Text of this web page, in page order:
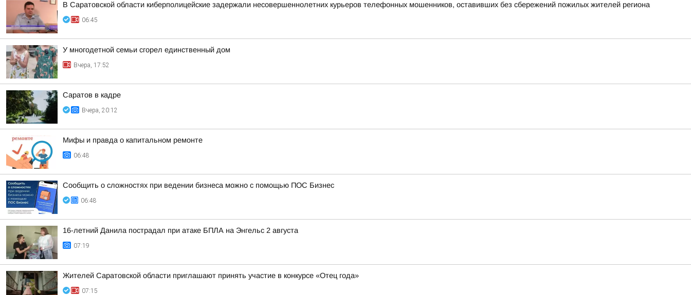
В Саратовской области киберполицейские задержали несовершеннолетних курьеров телефонных мошенников, оставивших без сбережений пожилых жителей региона
06:45
У многодетной семьи сгорел единственный дом
Вчера, 17:52
Саратов в кадре
Вчера, 20:12
Мифы и правда о капитальном ремонте
06:48
Сообщить о сложностях при ведении бизнеса можно с помощью ПОС Бизнес
06:48
16-летний Данила пострадал при атаке БПЛА на Энгельс 2 августа
07:19
Жителей Саратовской области приглашают принять участие в конкурсе «Отец года»
07:15